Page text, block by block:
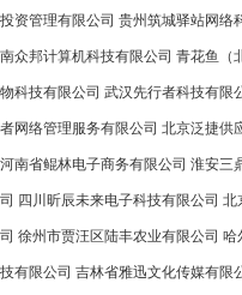
投资管理有限公司 贵州筑城驿站网络
南众邦计算机科技有限公司 青花鱼（
物科技有限公司 武汉先行者科技有限
者网络管理服务有限公司 北京泛捷供
河南省鲲林电子商务有限公司 淮安三
司 四川昕辰未来电子科技有限公司 北
司 徐州市贾汪区陆丰农业有限公司 哈
技有限公司 吉林省雅迅文化传媒有限